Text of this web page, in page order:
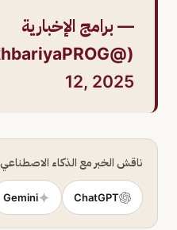
— برامج الإخبارية
(@alekhbariyaPROG)
12, 2025
ناقش الخبر مع الذكاء الاصطناعي
ChatGPT
Gemini